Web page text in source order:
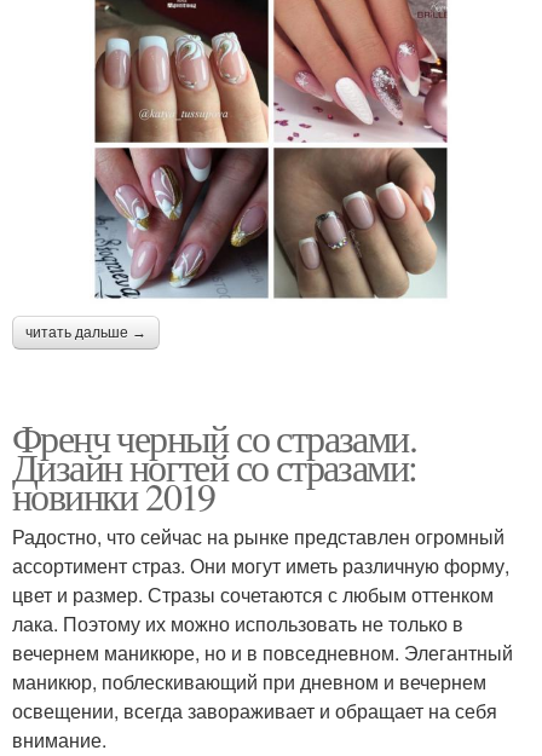
читать дальше →
Френч черный со стразами.
Дизайн ногтей со стразами:
новинки 2019
Радостно, что сейчас на рынке представлен огромный
ассортимент страз. Они могут иметь различную форму,
цвет и размер. Стразы сочетаются с любым оттенком
лака. Поэтому их можно использовать не только в
вечернем маникюре, но и в повседневном. Элегантный
маникюр, поблескивающий при дневном и вечернем
освещении, всегда завораживает и обращает на себя
внимание.